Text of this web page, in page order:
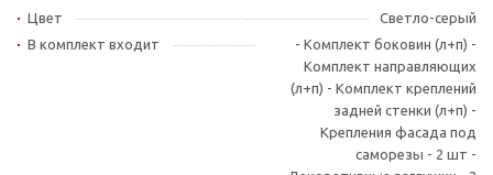
Цвет
Светло-серый
В комплект входит
- Комплект боковин (л+п) -
Комплект направляющих
(л+п) - Комплект креплений
задней стенки (л+п) -
Крепления фасада под
саморезы - 2 шт -